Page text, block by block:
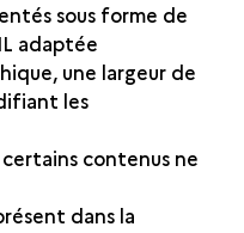
sous forme de
adaptée
une largeur de
les
contenus ne
dans la